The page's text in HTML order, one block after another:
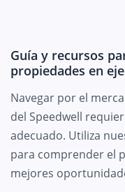
Guía y recursos
propiedades en
Navegar por el
del Speedwell
adecuado. Utiliza
para comprender el
mejores